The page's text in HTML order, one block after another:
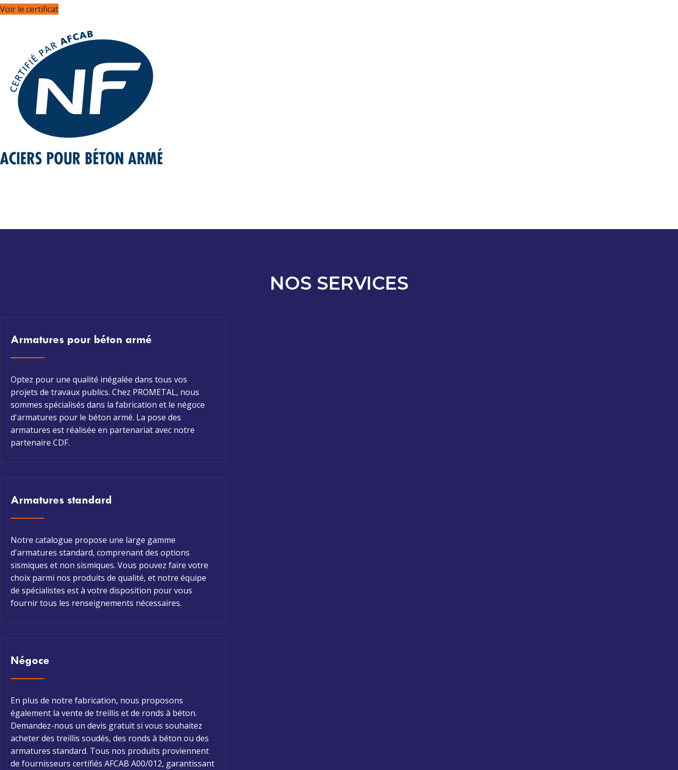
Voir le certificat
NOS SERVICES
Armatures pour béton armé
Optez pour une qualité inégalée dans tous vos
projets de travaux publics. Chez PROMETAL, nous
sommes spécialisés dans la fabrication et le négoce
d'armatures pour le béton armé. La pose des
armatures est réalisée en partenariat avec notre
partenaire CDF.
Armatures standard
Notre catalogue propose une large gamme
d'armatures standard, comprenant des options
sismiques et non sismiques. Vous pouvez faire votre
choix parmi nos produits de qualité, et notre équipe
de spécialistes est à votre disposition pour vous
fournir tous les renseignements nécessaires.
Négoce
En plus de notre fabrication, nous proposons
également la vente de treillis et de ronds à béton.
Demandez-nous un devis gratuit si vous souhaitez
acheter des treillis soudés, des ronds à béton ou des
armatures standard. Tous nos produits proviennent
de fournisseurs certifiés AFCAB A00/012, garantissant